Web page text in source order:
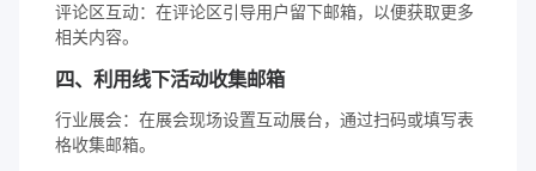
评论区互动：在评论区引导用户留下邮箱，以便获取更多
相关内容。
四、利用线下活动收集邮箱
行业展会：在展会现场设置互动展台，通过扫码或填写表
格收集邮箱。